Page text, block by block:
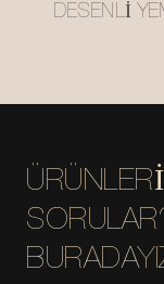
DESENLI